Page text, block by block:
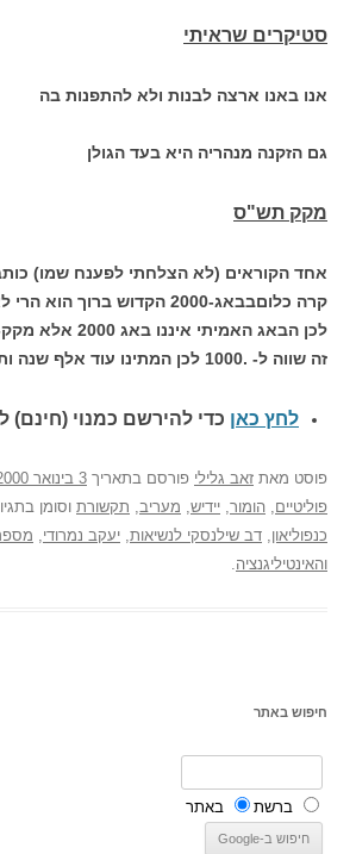
סטיקרים שראיתי
אנו באנו ארצה לבנות ולא להתפנות בה
גם הזקנה מנהריה היא בעד הגולן
מקק תש"ס
אחד הקוראים (לא הצלחתי לפענח שמו)
קרה כלוםבבאג-2000 הקדוש
לכן הבאג האמיתי
זה שווה ל- .1000 לכן המתינו עוד אלף שנה ותראו מה יהיה.
לחץ כאן כדי להירשם כמנוי (חינם)
פוסט מאת זאב גלילי פורסם בתאריך 3 בינואר 2000
פוליטיים הומור יידיש מעריב תקשורת וסומן
כנפוליאון דב שילנסקי לנשיאות יעקב נמרודי
והאינטיליגנציה
חיפוש באתר
ברשת באתר